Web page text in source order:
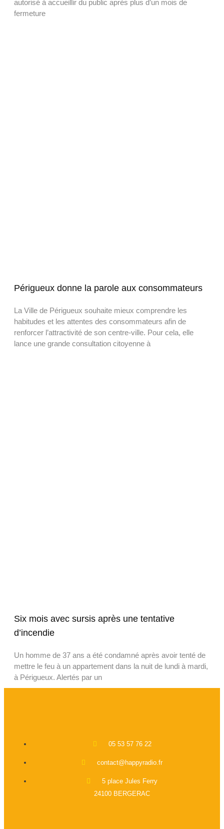
autorisé à accueillir du public après plus d’un mois de
fermeture
Périgueux donne la parole aux consommateurs
La Ville de Périgueux souhaite mieux comprendre les
habitudes et les attentes des consommateurs afin de
renforcer l’attractivité de son centre-ville. Pour cela, elle
lance une grande consultation citoyenne à
Six mois avec sursis après une tentative
d’incendie
Un homme de 37 ans a été condamné après avoir tenté de
mettre le feu à un appartement dans la nuit de lundi à mardi,
à Périgueux. Alertés par un
05 53 57 76 22
contact@happyradio.fr
5 place Jules Ferry
24100 BERGERAC